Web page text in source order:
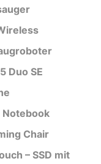
Duo SE
Notebook
Chair
– SSD mit